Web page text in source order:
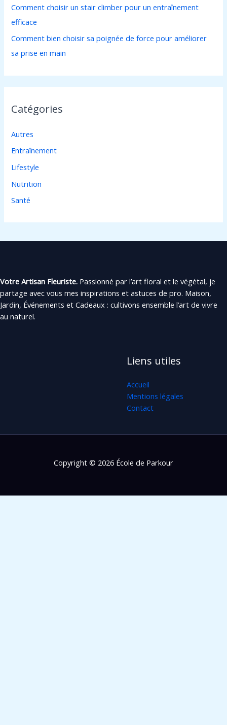
Comment choisir un stair climber pour un entraînement
efficace
Comment bien choisir sa poignée de force pour améliorer
sa prise en main
Catégories
Autres
Entraînement
Lifestyle
Nutrition
Santé
Votre Artisan Fleuriste. Passionné par l’art floral et le végétal, je
partage avec vous mes inspirations et astuces de pro. Maison,
Jardin, Événements et Cadeaux : cultivons ensemble l’art de vivre
au naturel.
Liens utiles
Accueil
Mentions légales
Contact
Copyright © 2026 École de Parkour